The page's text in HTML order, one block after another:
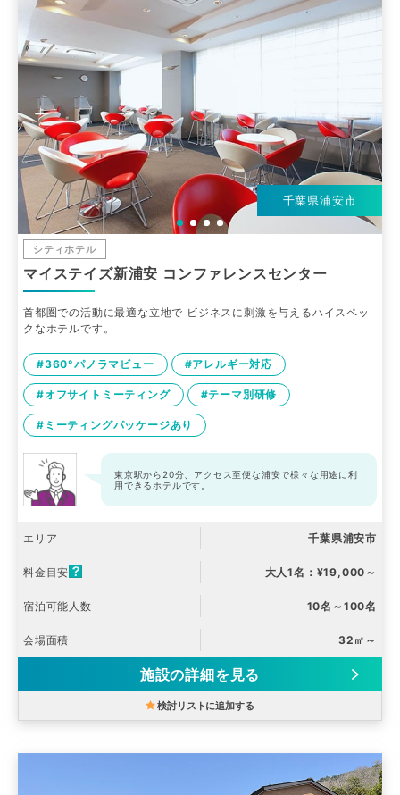
千葉県浦安市
シティホテル
マイステイズ新浦安 コンファレンスセンター
首都圏での活動に最適な立地で ビジネスに刺激を与えるハイスペッ
クなホテルです。
#360°パノラマビュー #アレルギー対応
#オフサイトミーティング #テーマ別研修
#ミーティングパッケージあり
東京駅から20分、アクセス至便な浦安で様々な用途に利
用できるホテルです。
エリア 千葉県浦安市
料金目安 大人1名：¥19,000～
宿泊可能人数 10名～100名
会場面積 32㎡～
施設の詳細を見る
検討リストに追加する